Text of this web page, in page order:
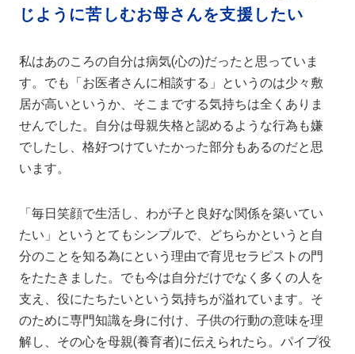
じように苦しむお母さんを支援したい
私はあのころの自分は病気(心の)だったと思っていま
す。でも「お医者さんに相談する」というのは少々敷
居が高いというか、そこまでする気持ちは全くありま
せんでした。自分は母親失格と認めるような行為も嫌
でしたし、格好つけていたかった部分もあるのだと思
います。
「毎日笑顔で生活し、わが子と良好な関係を築いてい
たい」というとてもシンプルで、どちらかというと自
分のことを知る為にという理由で育児セラピストの門
をたたきました。でも今は自分だけでなく多くの人を
支え、役にたちたいという気持ちが溢れています。そ
のために専門知識を身に付け、子供の行動の意味を理
解し、その心を母親(養育者)に伝えられたら。パイプ役